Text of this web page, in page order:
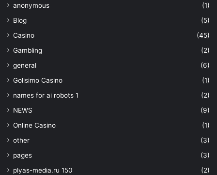
anonymous
(1)
Blog
(5)
Casino
(45)
Gambling
(2)
general
(6)
Golisimo Casino
(1)
names for ai robots 1
(2)
NEWS
(9)
Online Casino
(1)
other
(3)
pages
(3)
plyas-media.ru 150
(2)